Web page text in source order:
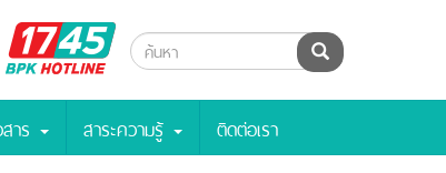
BPK
Hotline
ค้นหา
าร สาระความรู้ ติดต่อเรา